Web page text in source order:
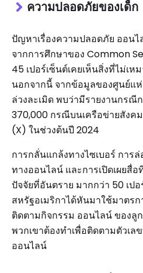
ความปลอดภัยของเด็ก
ปัญหาเรื่องความปลอดภัย ออนไ
จากการศึกษาของ Common
45 เปอร์เซ็นต์เคยเห็นสิ่งที่ไม่เ
นอกจากนี้ จากข้อมูลของศูนย์แ
ล่วงละเมิด พบว่ามีรายงานกรณี
370,000 กรณีบนเครือข่ายสังค
(X) ในช่วงต้นปี 2024
การกลั่นแกล้งทางไซเบอร์ การ
ทางออนไลน์ และการเปิดเผยสื่อ
ปัจจัยที่อันตราย มากกว่า 50 เป
สหรัฐอเมริกาได้หันมาใช้มาตรก
ติดตามกิจกรรม ออนไลน์ ของลู
พวกเขาต้องทำเพื่อติดตามตัวเล
ออนไลน์